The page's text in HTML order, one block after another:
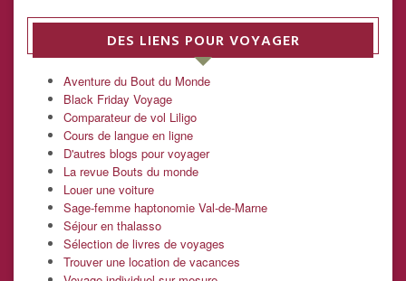
DES LIENS POUR VOYAGER
Aventure du Bout du Monde
Black Friday Voyage
Comparateur de vol Liligo
Cours de langue en ligne
D'autres blogs pour voyager
La revue Bouts du monde
Louer une voiture
Sage-femme haptonomie Val-de-Marne
Séjour en thalasso
Sélection de livres de voyages
Trouver une location de vacances